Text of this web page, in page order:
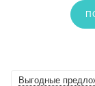
Выгодные